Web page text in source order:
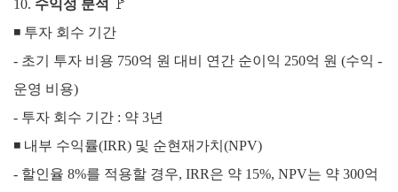
10. 수익성 분석
🚩
◾ 투자 회수 기간
- 초기 투자 비용 750억 원 대비 연간 순이익 250억 원 (수익 -
운영 비용)
- 투자 회수 기간 : 약 3년
◾ 내부 수익률(IRR) 및 순현재가치(NPV)
- 할인율 8%를 적용할 경우, IRR은 약 15%, NPV는 약 300억